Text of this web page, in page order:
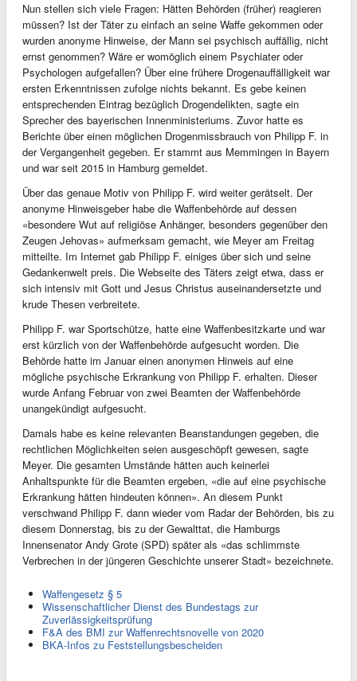
Nun stellen sich viele Fragen: Hätten Behörden (früher) reagieren
müssen? Ist der Täter zu einfach an seine Waffe gekommen oder
wurden anonyme Hinweise, der Mann sei psychisch auffällig, nicht
ernst genommen? Wäre er womöglich einem Psychiater oder
Psychologen aufgefallen? Über eine frühere Drogenauffälligkeit war
ersten Erkenntnissen zufolge nichts bekannt. Es gebe keinen
entsprechenden Eintrag bezüglich Drogendelikten, sagte ein
Sprecher des bayerischen Innenministeriums. Zuvor hatte es
Berichte über einen möglichen Drogenmissbrauch von Philipp F. in
der Vergangenheit gegeben. Er stammt aus Memmingen in Bayern
und war seit 2015 in Hamburg gemeldet.
Über das genaue Motiv von Philipp F. wird weiter gerätselt. Der
anonyme Hinweisgeber habe die Waffenbehörde auf dessen
«besondere Wut auf religiöse Anhänger, besonders gegenüber den
Zeugen Jehovas» aufmerksam gemacht, wie Meyer am Freitag
mitteilte. Im Internet gab Philipp F. einiges über sich und seine
Gedankenwelt preis. Die Webseite des Täters zeigt etwa, dass er
sich intensiv mit Gott und Jesus Christus auseinandersetzte und
krude Thesen verbreitete.
Philipp F. war Sportschütze, hatte eine Waffenbesitzkarte und war
erst kürzlich von der Waffenbehörde aufgesucht worden. Die
Behörde hatte im Januar einen anonymen Hinweis auf eine
mögliche psychische Erkrankung von Philipp F. erhalten. Dieser
wurde Anfang Februar von zwei Beamten der Waffenbehörde
unangekündigt aufgesucht.
Damals habe es keine relevanten Beanstandungen gegeben, die
rechtlichen Möglichkeiten seien ausgeschöpft gewesen, sagte
Meyer. Die gesamten Umstände hätten auch keinerlei
Anhaltspunkte für die Beamten ergeben, «die auf eine psychische
Erkrankung hätten hindeuten können». An diesem Punkt
verschwand Philipp F. dann wieder vom Radar der Behörden, bis zu
diesem Donnerstag, bis zu der Gewalttat, die Hamburgs
Innensenator Andy Grote (SPD) später als «das schlimmste
Verbrechen in der jüngeren Geschichte unserer Stadt» bezeichnete.
Waffengesetz § 5
Wissenschaftlicher Dienst des Bundestags zur
Zuverlässigkeitsprüfung
F&A des BMI zur Waffenrechtsnovelle von 2020
BKA-Infos zu Feststellungsbescheiden